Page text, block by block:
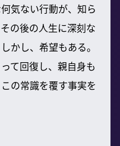
気ない行動が、知ら
の後の人生に深刻な
かし、希望もある。
て回復し、親自身も
の常識を覆す事実を